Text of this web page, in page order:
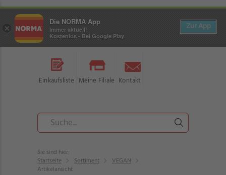
Einkaufsliste Meine Filiale Kontakt
Sie sind hier:
Startseite
Sortiment
VEGAN
Artikelansicht
×
Die NORMA App
Immer aktuell!
Kostenlos - Bei Google Play
Zur App